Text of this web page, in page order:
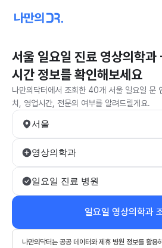
서울 일요일 진료 영상의학
시간 정보를 확인해보세요
나만의닥터에서 조회한 40개 서울 일요일 문
치, 영업시간, 전문의 여부를 알려드릴게요.
서울
영상의학과
일요일 진료 병원
일요일 영상의학과
나만의닥터는 공공 데이터와 제휴 병원 정보를 활용